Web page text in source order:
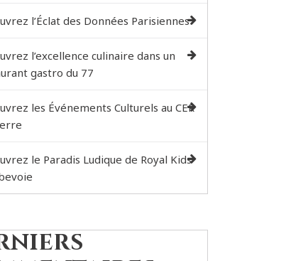
l’Éclat des Données Parisiennes
l’excellence culinaire dans un
gastro du 77
les Événements Culturels au CER
le Paradis Ludique de Royal Kids